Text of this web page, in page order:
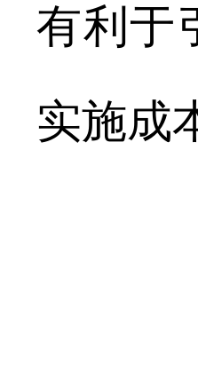
有利于
实施成